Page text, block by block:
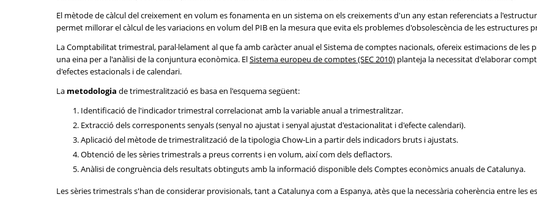
El mètode de càlcul del creixement en volum es fonamenta en un sistema on els creixements d'un any estan referenciats a
permet millorar el càlcul de les variacions en volum del PIB en la mesura que evita els problemes d'obsolescència de les estructures
La Comptabilitat trimestral, paral·lelament al que fa amb caràcter anual el Sistema de comptes nacionals, ofereix estimacions de
una eina per a l'anàlisi de la conjuntura econòmica. ElSistema europeu de comptes (SEC 2010) planteja la necessitat d'elaborar
d'efectes estacionals i de calendari.
La metodologia de trimestralització es basa en l'esquema següent:
Identificació de l'indicador trimestral correlacionat amb la variable anual a trimestralitzar.
Extracció dels corresponents senyals (senyal no ajustat i senyal ajustat d'estacionalitat i d'efecte calendari).
Aplicació del mètode de trimestralització de la tipologia Chow-Lin a partir dels indicadors bruts i ajustats.
Obtenció de les sèries trimestrals a preus corrents i en volum, així com dels deflactors.
Anàlisi de congruència dels resultats obtinguts amb la informació disponible dels Comptes econòmics anuals de Catalunya.
Les sèries trimestrals s'han de considerar provisionals, tant a Catalunya com a Espanya, atès que la necessària coherència entre les